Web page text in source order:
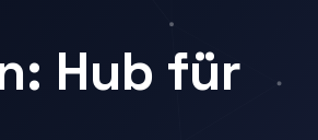
Hub für